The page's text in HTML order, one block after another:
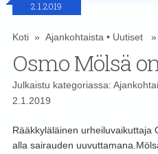
2.1.2019
Koti» Ajankohtaista • Uutiset»
Osmo Mölsä
Julkaistu kategoriassa:
2.1.2019
Rääkkyläläinen urheiluvaikuttaja
alla sairauden uuvuttamana.